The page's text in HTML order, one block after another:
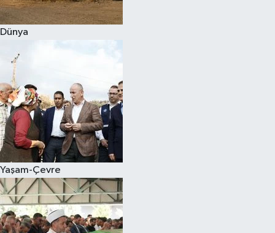
Dünya
Yaşam-Çevre
Kadın
Kültür Sanat
Sağlık
Siyaset
Teknoloji
Televizyon